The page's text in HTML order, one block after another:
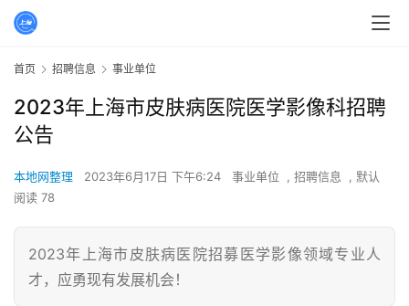
首页 招聘信息 事业单位
2023年上海市皮肤病医院医学影像科招聘
公告
本地网整理 2023年6月17日 下午6:24 事业单位 , 招聘信息 , 默认
阅读 78
2023年上海市皮肤病医院招募医学影像领域专业人
才，应勇现有发展机会！